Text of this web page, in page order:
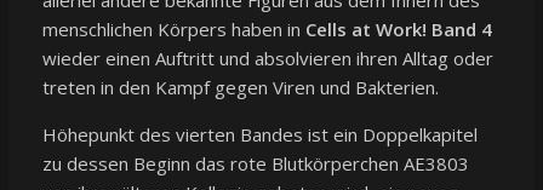
menschlichen Körpers haben in Cells at Work! Band 4
wieder einen Auftritt und absolvieren ihren Alltag oder
treten in den Kampf gegen Viren und Bakterien.
Höhepunkt des vierten Bandes ist ein Doppelkapitel
zu dessen Beginn das rote Blutkörperchen AE3803